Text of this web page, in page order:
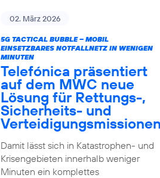
02. März 2026
5G TACTICAL BUBBLE – MOBIL
EINSETZBARES NOTFALLNETZ IN WENIGEN
MINUTEN
Telefónica präsentiert
auf dem MWC neue
Lösung für Rettungs-,
Sicherheits- und
Damit lässt sich in Katastrophen- und
Krisengebieten innerhalb weniger
Minuten ein komplettes